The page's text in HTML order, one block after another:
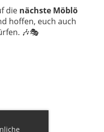
die nächste Möblö
hoffen, euch auch
🎶🎭